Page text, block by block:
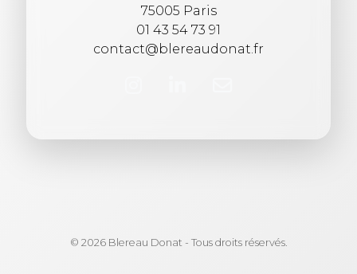
75005 Paris
01 43 54 73 91
contact@blereaudonat.fr
© 2026 Blereau Donat - Tous droits réservés.